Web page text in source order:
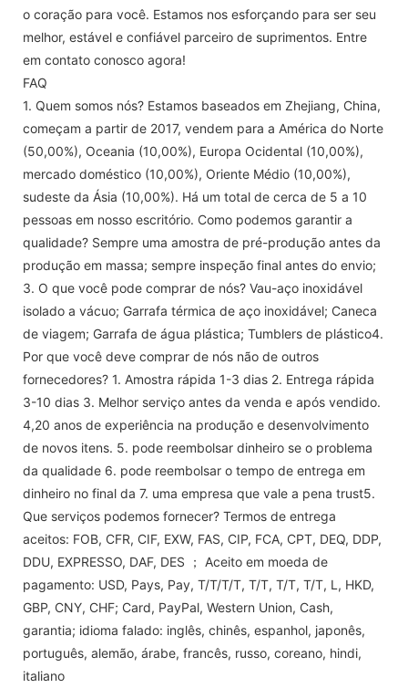
o coração para você. Estamos nos esforçando para ser seu
melhor, estável e confiável parceiro de suprimentos. Entre
em contato conosco agora!
FAQ
1. Quem somos nós? Estamos baseados em Zhejiang, China,
começam a partir de 2017, vendem para a América do Norte
(50,00%), Oceania (10,00%), Europa Ocidental (10,00%),
mercado doméstico (10,00%), Oriente Médio (10,00%),
sudeste da Ásia (10,00%). Há um total de cerca de 5 a 10
pessoas em nosso escritório. Como podemos garantir a
qualidade? Sempre uma amostra de pré-produção antes da
produção em massa; sempre inspeção final antes do envio;
3. O que você pode comprar de nós? Vau-aço inoxidável
isolado a vácuo; Garrafa térmica de aço inoxidável; Caneca
de viagem; Garrafa de água plástica; Tumblers de plástico4.
Por que você deve comprar de nós não de outros
fornecedores? 1. Amostra rápida 1-3 dias 2. Entrega rápida
3-10 dias 3. Melhor serviço antes da venda e após vendido.
4,20 anos de experiência na produção e desenvolvimento
de novos itens. 5. pode reembolsar dinheiro se o problema
da qualidade 6. pode reembolsar o tempo de entrega em
dinheiro no final da 7. uma empresa que vale a pena trust5.
Que serviços podemos fornecer? Termos de entrega
aceitos: FOB, CFR, CIF, EXW, FAS, CIP, FCA, CPT, DEQ, DDP,
DDU, EXPRESSO, DAF, DES ； Aceito em moeda de
pagamento: USD, Pays, Pay, T/T/T/T, T/T, T/T, T/T, L, HKD,
GBP, CNY, CHF; Card, PayPal, Western Union, Cash,
garantia; idioma falado: inglês, chinês, espanhol, japonês,
português, alemão, árabe, francês, russo, coreano, hindi,
italiano